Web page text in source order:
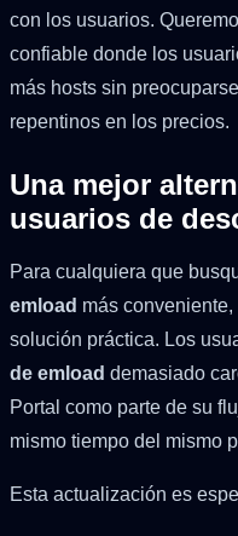
con los usuarios.
confiable donde los
más hosts sin
repentinos en los precios.
Una mejor
usuarios de
Para cualquiera que
emload más
solución práctica. Los
de emload demasiado
Portal como parte de su
mismo tiempo del mismo
Esta actualización es